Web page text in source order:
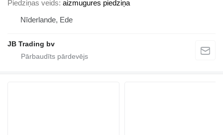
Piedziņas veids aizmugures piedziņa
Nīderlande, Ede
JB Trading bv